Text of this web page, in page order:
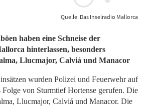
Quelle: Das Inselradio Mallorca
haben eine Schneise der
hinterlassen, besonders
Llucmajor, Calviá und Manacor
wurden Polizei und Feuerwehr auf
Folge von Sturmtief Hortense gerufen. Die
Llucmajor, Calviá und Manacor. Die